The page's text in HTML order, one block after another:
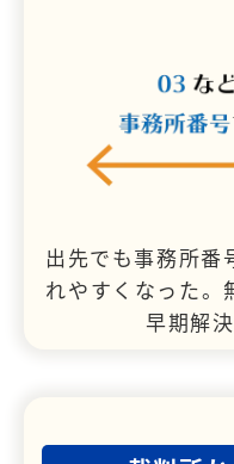
出先でも事務所番
れやすくなった。
早期解